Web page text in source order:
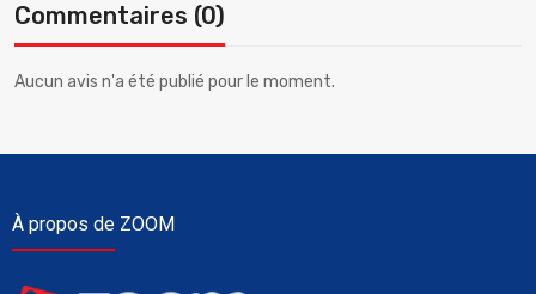
Commentaires (0)
Aucun avis n'a été publié pour le moment.
À propos de ZOOM